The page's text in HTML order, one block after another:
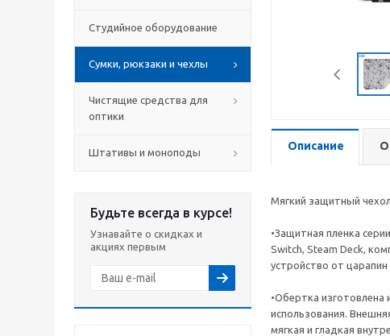
Студийное оборудование
Сумки, рюкзаки и чехлы
Чистящие средства для
оптики
Штативы и моноподы
Будьте всегда в курсе!
Узнавайте о скидках и
акциях первым
Описание
Мягкий защитный
•Защитная пленка
Switch, Steam Deck,
устройство от
•Обертка изготовлена
использования.
мягкая и гладкая